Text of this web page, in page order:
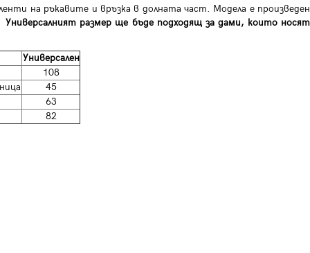
на ръкавите и връзка в долната част. Модела е произведен
Универсалният размер ще бъде подходящ за дами, които носят
Универсален
108
45
63
82